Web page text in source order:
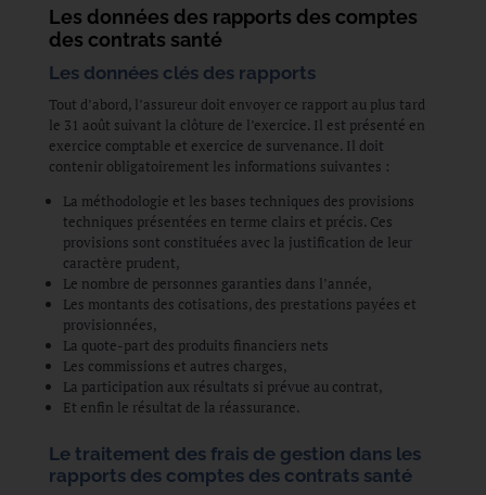
Les données des rapports des comptes
des contrats santé
Les données clés des rapports
Tout d’abord, l’assureur doit envoyer ce rapport au plus tard
le 31 août suivant la clôture de l’exercice. Il est présenté en
exercice comptable et exercice de survenance. Il doit
contenir obligatoirement les informations suivantes :
La méthodologie et les bases techniques des provisions
techniques présentées en terme clairs et précis. Ces
provisions sont constituées avec la justification de leur
caractère prudent,
Le nombre de personnes garanties dans l’année,
Les montants des cotisations, des prestations payées et
provisionnées,
La quote-part des produits financiers nets
Les commissions et autres charges,
La participation aux résultats si prévue au contrat,
Et enfin le résultat de la réassurance.
Le traitement des frais de gestion dans les
rapports des comptes des contrats santé